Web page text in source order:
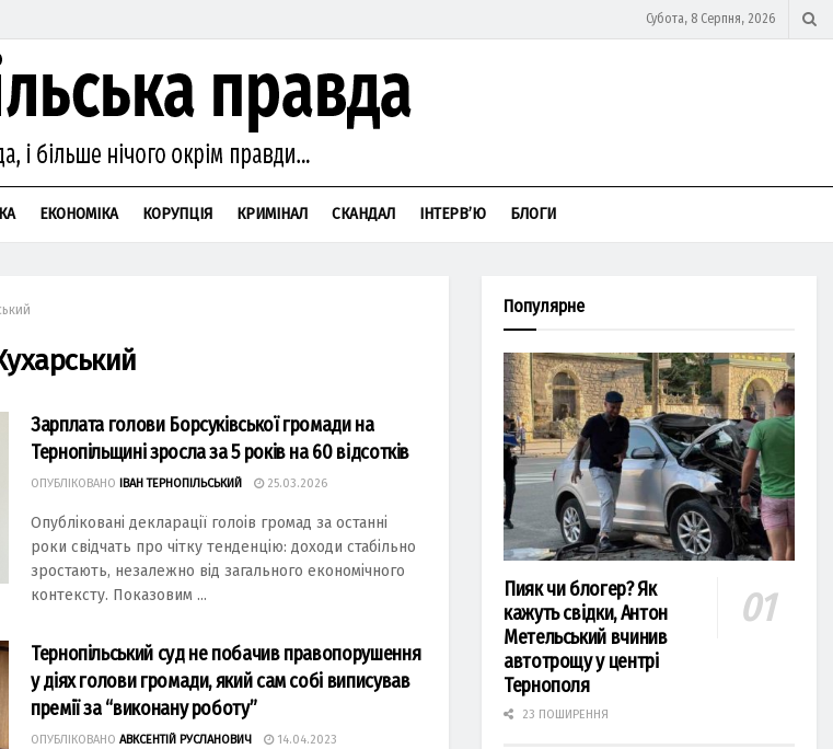
Субота, 8 Серпня, 2026
ЕКОНОМІКА КОРУПЦІЯ КРИМІНАЛ СКАНДАЛ ІНТЕРВ’Ю БЛОГИ
Зарплата голови Борсуківської громади на
Тернопільщині зросла за 5 років на 60 відсотків
ОПУБЛІКОВАНО ІВАН ТЕРНОПІЛЬСЬКИЙ 25.03.2026
Опубліковані декларації голоів громад за останні
роки свідчать про чітку тенденцію: доходи стабільно
зростають, незалежно від загального економічного
контексту. Показовим ...
Тернопільський суд не побачив правопорушення
у діях голови громади, який сам собі виписував
премії за “виконану роботу”
ОПУБЛІКОВАНО АВКСЕНТІЙ РУСЛАНОВИЧ 14.04.2023
Популярне
Пияк чи блогер? Як
кажуть свідки, Антон
Метельський вчинив
автотрощу у центрі
Тернополя
23 ПОШИРЕННЯ